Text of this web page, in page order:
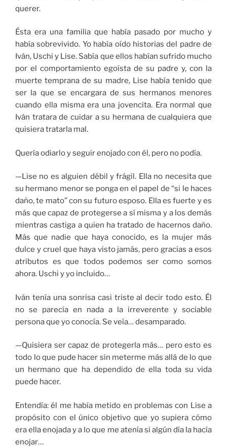
querer.
Ésta era una familia que había pasado por mucho y
había sobrevivido. Yo había oído historias del padre de
Iván, Uschi y Lise. Sabía que ellos habían sufrido mucho
por el comportamiento egoísta de su padre y, con la
muerte temprana de su madre, Lise había tenido que
ser la que se encargara de sus hermanos menores
cuando ella misma era una jovencita. Era normal que
Iván tratara de cuidar a su hermana de cualquiera que
quisiera tratarla mal.
Quería odiarlo y seguir enojado con él, pero no podía.
—Lise no es alguien débil y frágil. Ella no necesita que
su hermano menor se ponga en el papel de “si le haces
daño, te mato” con su futuro esposo. Ella es fuerte y es
más que capaz de protegerse a sí misma y a los demás
mientras castiga a quien ha tratado de hacernos daño.
Más que nadie que haya conocido, es la mujer más
dulce y cruel que haya visto jamás, pero gracias a esos
atributos es que todos podemos ser como somos
ahora. Uschi y yo incluido…
Iván tenía una sonrisa casi triste al decir todo esto. Él
no se parecía en nada a la irreverente y sociable
persona que yo conocía. Se veía… desamparado.
—Quisiera ser capaz de protegerla más… pero esto es
todo lo que pude hacer sin meterme más allá de lo que
un hermano que ha dependido de ella toda su vida
puede hacer.
Entendía: él me había metido en problemas con Lise a
propósito con el único objetivo que yo supiera cómo
era ella enojada y a lo que me atenía si algún día la hacía
enojar…